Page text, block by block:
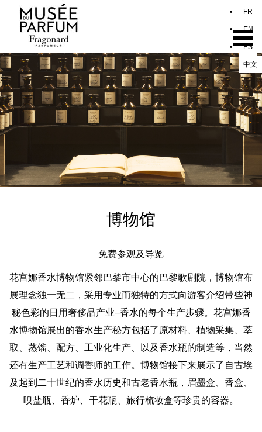
博物馆
免费参观及导览
花宫娜香水博物馆紧邻巴黎市中心的巴黎歌剧院，博物馆布
展理念独一无二，采用专业而独特的方式向游客介绍带些神
秘色彩的日用奢侈品产业–香水的每个生产步骤。花宫娜香
水博物馆展出的香水生产秘方包括了原材料、植物采集、萃
取、蒸馏、配方、工业化生产、以及香水瓶的制造等，当然
还有生产工艺和调香师的工作。博物馆接下来展示了自古埃
及起到二十世纪的香水历史和古老香水瓶，眉墨盒、香盒、
嗅盐瓶、香炉、干花瓶、旅行梳妆盒等珍贵的容器。